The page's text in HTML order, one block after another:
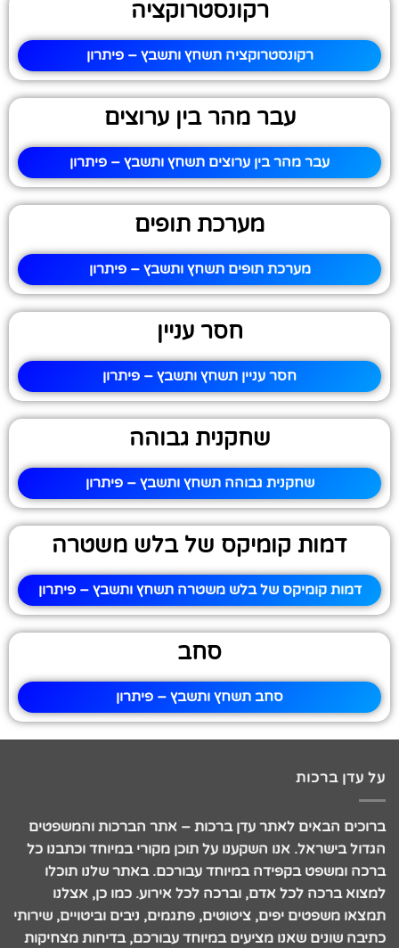
רקונסטרוקציה
רקונסטרוקציה תשחץ ותשבץ – פיתרון
עבר מהר בין ערוצים
עבר מהר בין ערוצים תשחץ ותשבץ – פיתרון
מערכת תופים
מערכת תופים תשחץ ותשבץ – פיתרון
חסר עניין
חסר עניין תשחץ ותשבץ – פיתרון
שחקנית גבוהה
שחקנית גבוהה תשחץ ותשבץ – פיתרון
דמות קומיקס של בלש משטרה
דמות קומיקס של בלש משטרה תשחץ ותשבץ – פיתרון
סחב
סחב תשחץ ותשבץ – פיתרון
על עדן ברכות
ברוכים הבאים לאתר עדן ברכות – אתר הברכות והמשפטים
הגדול בישראל. אנו השקענו על תוכן מקורי במיוחד וכתבנו כל
ברכה ומשפט בקפידה במיוחד עבורכם. באתר שלנו תוכלו
למצוא ברכה לכל אדם, וברכה לכל אירוע. כמו כן, אצלנו
תמצאו משפטים יפים, ציטוטים, פתגמים, ניבים וביטויים, שירותי
כתיבה שונים שאנו מציעים במיוחד עבורכם, בדיחות מצחיקות